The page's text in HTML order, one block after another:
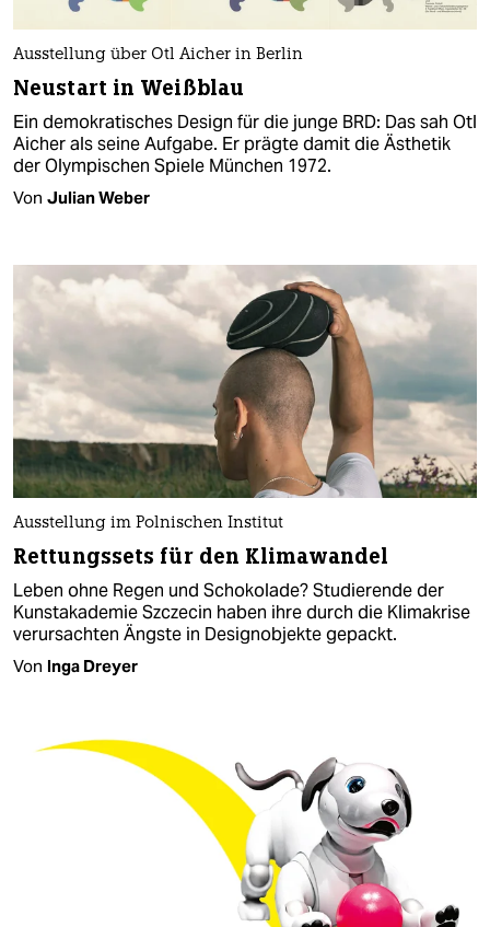
Ausstellung über Otl Aicher in Berlin
Neustart in Weißblau
Ein demokratisches Design für die junge BRD: Das sah Otl
Aicher als seine Aufgabe. Er prägte damit die Ästhetik
der Olympischen Spiele München 1972.
Von Julian Weber
Ausstellung im Polnischen Institut
Rettungssets für den Klimawandel
Leben ohne Regen und Schokolade? Studierende der
Kunstakademie Szczecin haben ihre durch die Klimakrise
verursachten Ängste in Designobjekte gepackt.
Von Inga Dreyer